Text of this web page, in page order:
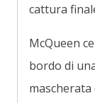
cattura
McQueen
bordo di
mascherata